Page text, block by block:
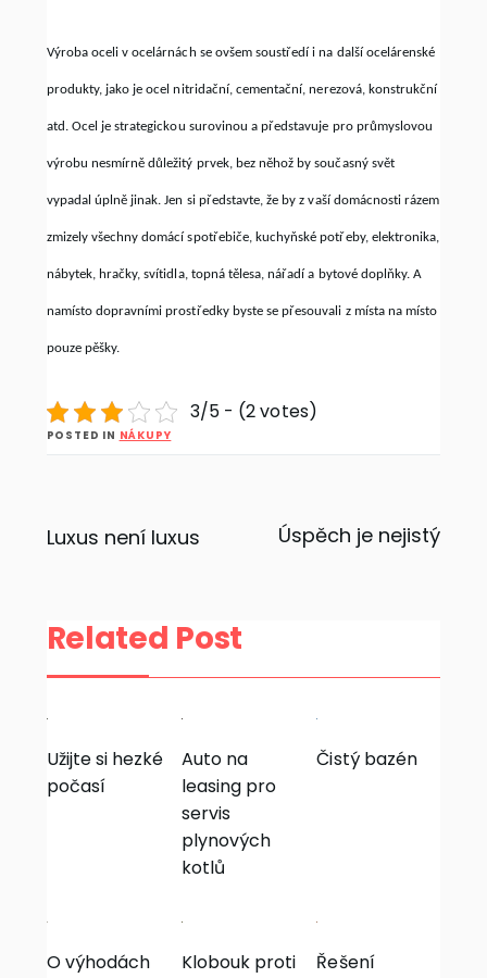
Výroba oceli v ocelárnách se ovšem soustředí i na další ocelárenské
produkty, jako je ocel nitridační, cementační, nerezová, konstrukční
atd. Ocel je strategickou surovinou a představuje pro průmyslovou
výrobu nesmírně důležitý prvek, bez něhož by současný svět
vypadal úplně jinak. Jen si představte, že by z vaší domácnosti rázem
zmizely všechny domácí spotřebiče, kuchyňské potřeby, elektronika,
nábytek, hračky, svítidla, topná tělesa, nářadí a bytové doplňky. A
namísto dopravními prostředky byste se přesouvali z místa na místo
pouze pěšky.
3/5 - (2 votes)
POSTED IN NÁKUPY
Navigace
příspěvek
Luxus není luxus Úspěch je nejistý
Related Post
Užijte si hezké
počasí
Auto na
leasing pro
servis
plynových
kotlů
Čistý bazén
O výhodách
Klobouk proti
Řešení